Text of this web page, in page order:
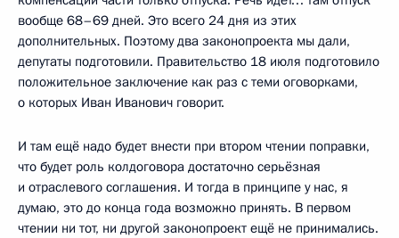
вообще 68–69 дней. Это всего 24 дня из этих
дополнительных. Поэтому два законопроекта мы дали,
депутаты подготовили. Правительство 18 июля подготовило
положительное заключение как раз с теми оговорками,
о которых Иван Иванович говорит.
И там ещё надо будет внести при втором чтении поправки,
что будет роль колдоговора достаточно серьёзная
и отраслевого соглашения. И тогда в принципе у нас, я
думаю, это до конца года возможно принять. В первом
чтении ни тот, ни другой законопроект ещё не принимались.